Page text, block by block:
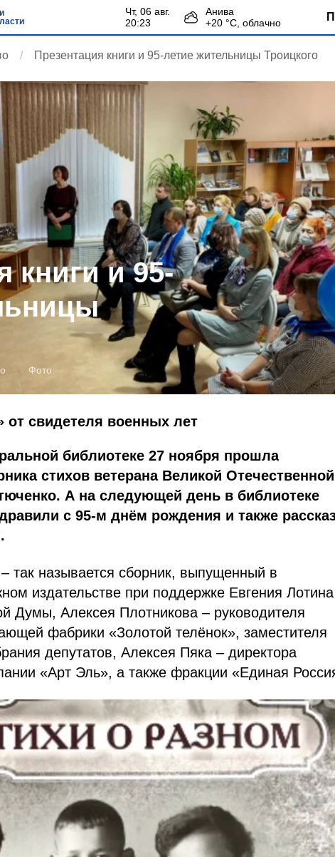
чт, 06 авг.
20:23
Анива
+20 °С, облачно
Презентация книги и 95-летие жительницы Троицкого
книги и 95-
Фото:
от свидетеля военных лет
библиотеке 27 ноября прошла
стихов ветерана Великой Отечественной
А на следующей день в библиотеке
с 95-м днём рождения и также
так называется сборник, выпущенный в
издательстве при поддержке Евгения
Думы, Алексея Плотникова – руководителя
фабрики «Золотой телёнок», заместителя
депутатов, Алексея Пяка – директора
«Арт Эль», а также фракции «Единая